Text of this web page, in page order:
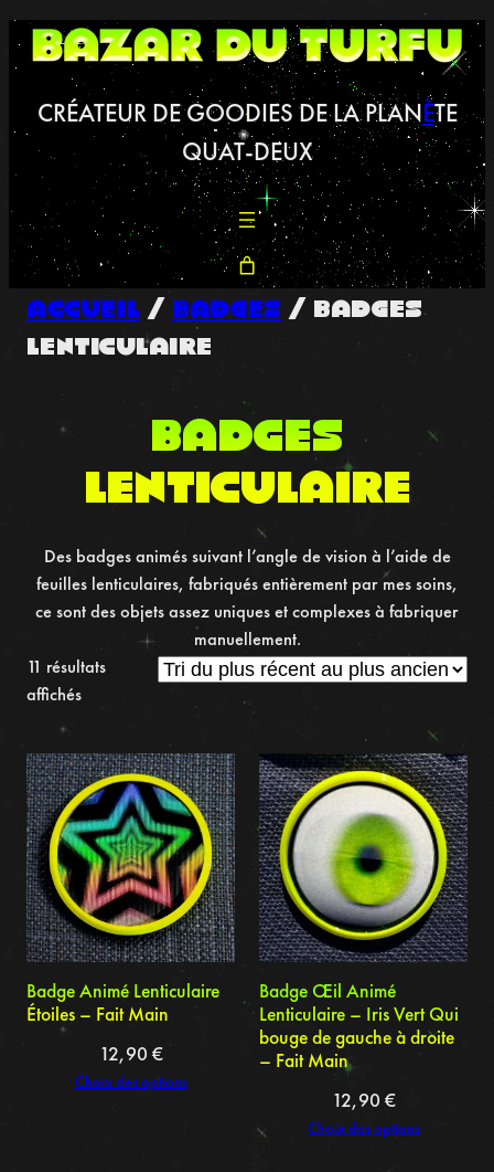
CRÉATEUR DE GOODIES DE LA PLANÈTE
QUAT-DEUX
Accueil / Badges / badges
lenticulaire
badges
lenticulaire
Des badges animés suivant l’angle de vision à l’aide de
feuilles lenticulaires, fabriqués entièrement par mes soins,
ce sont des objets assez uniques et complexes à fabriquer
manuellement.
11 résultats
affichésTrié
plus
récent
au
plus
ancien
Badge Animé Lenticulaire
Étoiles – Fait Main
12,90 €
Choix des options
Badge Œil Animé
Lenticulaire – Iris Vert Qui
bouge de gauche à droite
– Fait Main
12,90 €
Choix des options